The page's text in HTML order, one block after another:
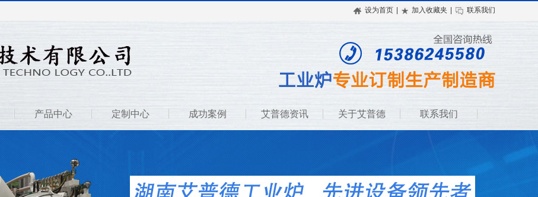
设为首页 加入收藏夹 联系我们
产品中心 定制中心 成功案例 艾普德资讯 关于艾普德 联系我们